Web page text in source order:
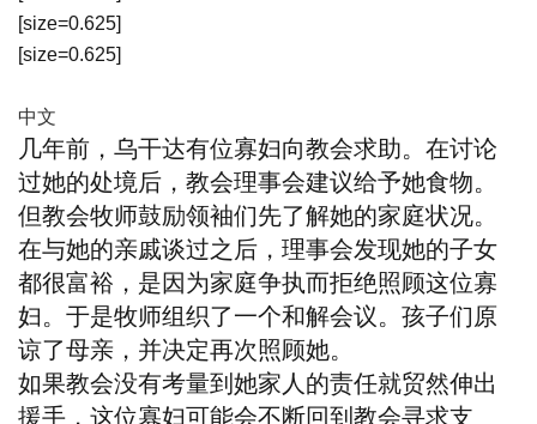
[size=0.625]
[size=0.625]
中文
几年前，乌干达有位寡妇向教会求助。在讨论
过她的处境后，教会理事会建议给予她食物。
但教会牧师鼓励领袖们先了解她的家庭状况。
在与她的亲戚谈过之后，理事会发现她的子女
都很富裕，是因为家庭争执而拒绝照顾这位寡
妇。于是牧师组织了一个和解会议。孩子们原
谅了母亲，并决定再次照顾她。
如果教会没有考量到她家人的责任就贸然伸出
援手，这位寡妇可能会不断回到教会寻求支